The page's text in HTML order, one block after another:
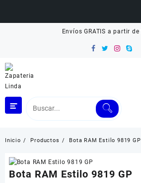
Envíos GRATIS a partir
Inicio Productos Bota RAM Estilo 9819 GP
Bota RAM Estilo 9819 GP